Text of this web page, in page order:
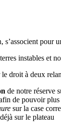
s’associent pour
instables et
droit à deux
de notre réserve
de pouvoir plus
sur la case
sur le plateau